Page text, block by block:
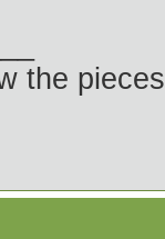
the